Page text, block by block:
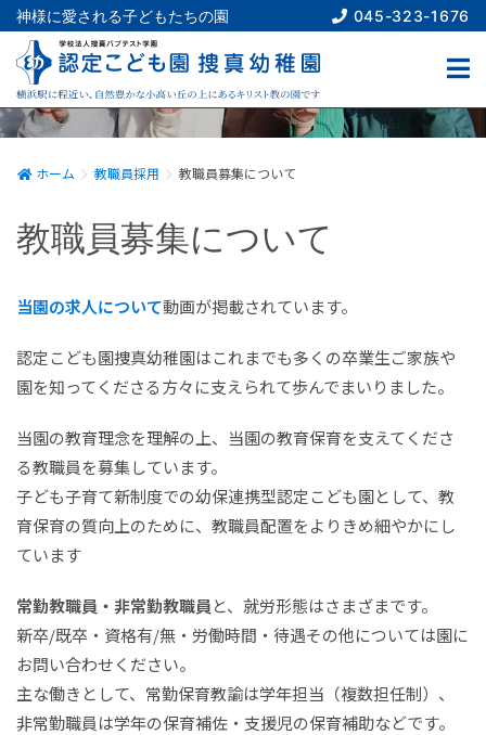
神様に愛される子どもたちの園 045-323-1676
教職員採用
RECRUIT
ホーム 教職員採用 教職員募集について
教職員募集について
当園の求人について動画が掲載されています。
認定こども園捜真幼稚園はこれまでも多くの卒業生ご家族や
園を知ってくださる方々に支えられて歩んでまいりました。
当園の教育理念を理解の上、当園の教育保育を支えてくださ
る教職員を募集しています。
子ども子育て新制度での幼保連携型認定こども園として、教
育保育の質向上のために、教職員配置をよりきめ細やかにし
ています
常勤教職員・非常勤教職員と、就労形態はさまざまです。
新卒/既卒・資格有/無・労働時間・待遇その他については園に
お問い合わせください。
主な働きとして、常勤保育教諭は学年担当（複数担任制）、
非常勤職員は学年の保育補佐・支援児の保育補助などです。